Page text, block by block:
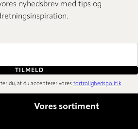
nyhedsbrev med tips og
TILMELD
du, at du accepterer vores fortrolighedspolitik.
Vores sortiment